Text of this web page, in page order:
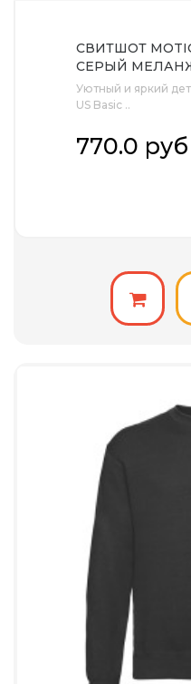
СВИТШОТ
СЕРЫЙ
Уютный и яркий
US Basic ..
770.0 руб